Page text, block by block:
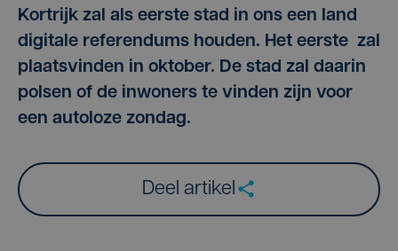
Kortrijk zal als eerste stad in ons een land
digitale referendums houden. Het eerste zal
plaatsvinden in oktober. De stad zal daarin
polsen of de inwoners te vinden zijn voor
een autoloze zondag.
Deel artikel